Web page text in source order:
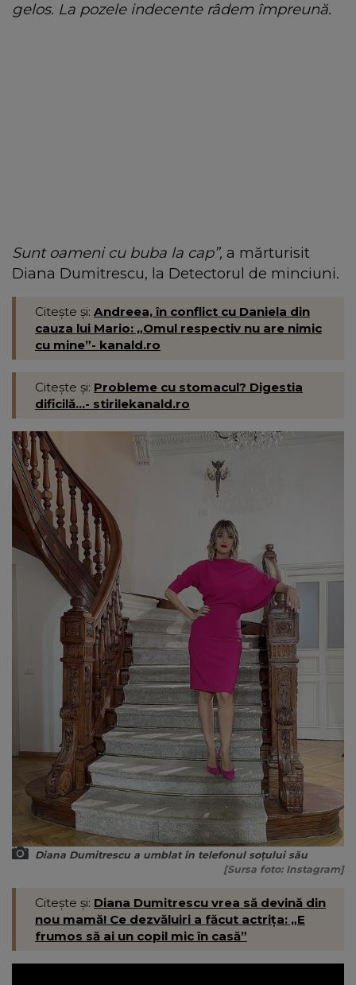
gelos. La pozele indecente râdem împreună.
Sunt oameni cu buba la cap”, a mărturisit
Diana Dumitrescu, la Detectorul de minciuni.
Citește și: Andreea, în conflict cu Daniela din
cauza lui Mario: „Omul respectiv nu are nimic
cu mine”- kanald.ro
Citește și: Probleme cu stomacul? Digestia
dificilă...- stirilekanald.ro
Diana Dumitrescu a umblat în telefonul soțului său
[Sursa foto: Instagram]
Citește și: Diana Dumitrescu vrea să devină din
nou mamă! Ce dezvăluiri a făcut actrița: „E
frumos să ai un copil mic în casă”